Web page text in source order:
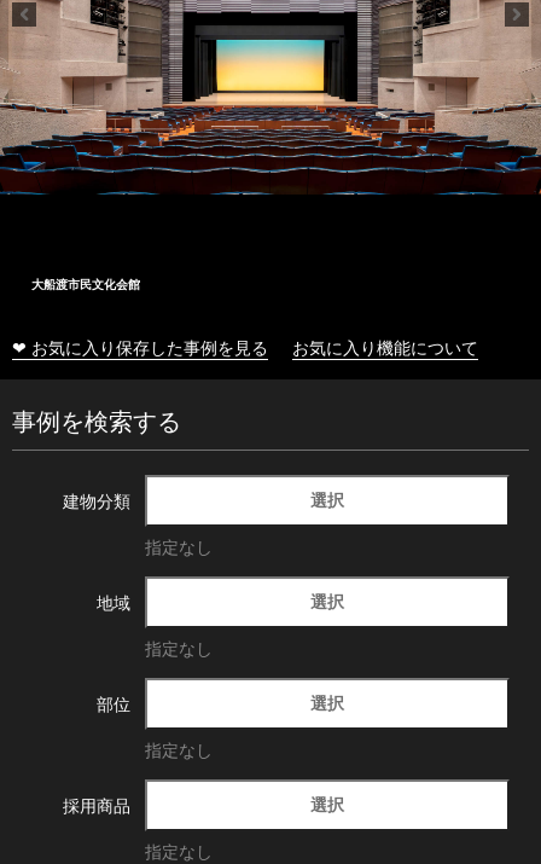
大船渡市民文化会館
❤ お気に入り保存した事例を見る お気に入り機能について
事例を検索する
建物分類 選択
指定なし
地域 選択
指定なし
部位 選択
指定なし
採用商品 選択
指定なし